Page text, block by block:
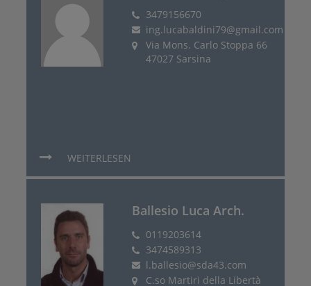
3479156670
ing.lucabaldini79@gmail.com
Via Mons. Carlo Stoppa 66
47027 Sarsina
WEITERLESEN
Ballesio Luca Arch.
0119203614
3474589313
l.ballesio@sda43.com
C.so Martiri della Libertà